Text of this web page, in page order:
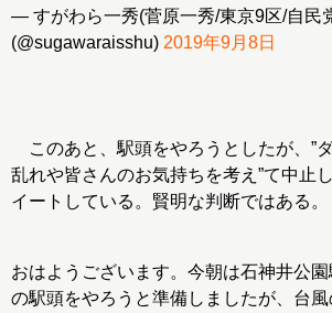
— すがわら一秀(菅原一秀/東京9区/自民
(@sugawaraisshu) 2019年9月8日
このあと、駅頭をやろうとしたが、”
乱れや皆さんのお気持ちを考え”て中止
イートしている。賢明な判断ではある。
おはようございます。今朝は石神井公
の駅頭をやろうと準備しましたが、台